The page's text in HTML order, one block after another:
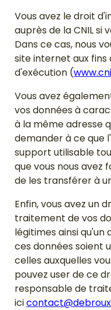
Vous avez le droit
auprès de la CNIL si
Dans ce cas, nous
site internet aux
d'exécution (
Vous avez
vos données à
à la même adresse
demander à ce que
support utilisable
que vous nous avez
de les transférer à
Enfin, vous avez un
traitement de vos
légitimes ainsi
ces données soient
celles auxquelles
pouvez user de ce
responsable de
ici